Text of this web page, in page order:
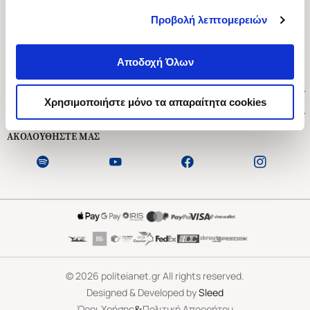
Προβολή λεπτομερειών
Αποδοχή Όλων
Χρησιμοποιήστε μόνο τα απαραίτητα cookies
Ασκληπιού 1-3, Αθήνα 106 79
Δευτέρα - Παρασκευή 09:00-21:00
Εξυπηρέτηση Πελατών
ΑΚΟΛΟΥΘΗΣΤΕ ΜΑΣ
©2026 politeianet.gr All rights reserved.
Designed & Developed bySleed